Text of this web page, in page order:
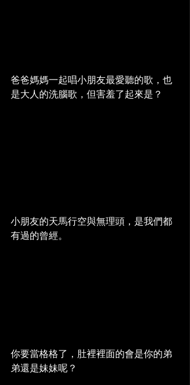
爸爸媽媽一起唱小朋友最愛聽的歌，也
是大人的洗腦歌，但害羞了起來是？
小朋友的天馬行空與無理頭，是我們都
有過的曾經。
你要當格格了，肚裡裡面的會是你的弟
弟還是妹妹呢？